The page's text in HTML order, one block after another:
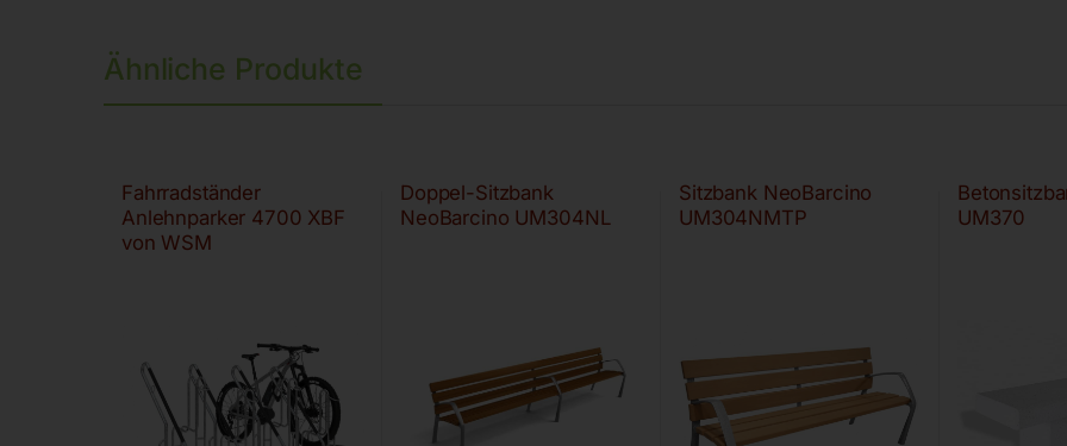
Ähnliche Produkte
Fahrradständer
Anlehnparker 4700 XBF
von WSM
Doppel-Sitzbank
NeoBarcino UM304NL
Sitzbank NeoBarcino
UM304NMTP
UM370